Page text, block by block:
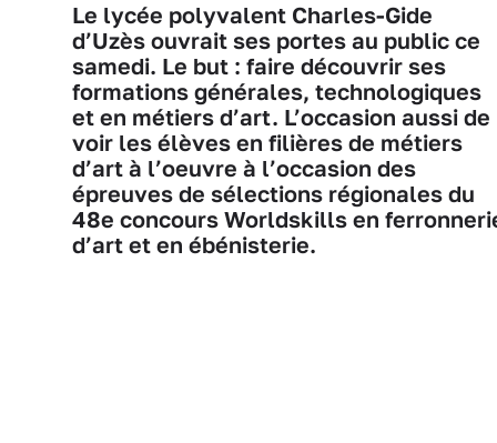
Le lycée polyvalent Charles-Gide
d’Uzès ouvrait ses portes au public ce
samedi. Le but : faire découvrir ses
formations générales, technologiques
et en métiers d’art. L’occasion aussi de
voir les élèves en filières de métiers
d’art à l’oeuvre à l’occasion des
épreuves de sélections régionales du
48e concours Worldskills en
d’art et en ébénisterie.